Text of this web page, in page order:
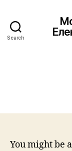
Search
You might be